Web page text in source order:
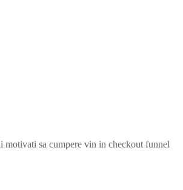
motivati sa cumpere vin in checkout funnel